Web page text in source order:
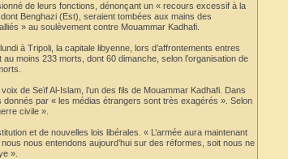
de leurs fonctions, dénonçant un « recours excessif à la
Benghazi (Est), seraient tombées aux mains des
» au soulèvement contre Mouammar Kadhafi.
à Tripoli, la capitale libyenne, lors d’affrontements entres
moins 233 morts, dont 60 dimanche, selon l’organisation de
de Seïf Al-Islam, l’un des fils de Mouammar Kadhafi. Dans
par « les médias étrangers sont très exagérés ». Selon
civile ».
et de nouvelles lois libérales. « L’armée aura maintenant
nous entendons aujourd’hui sur des réformes, soit nous ne
».